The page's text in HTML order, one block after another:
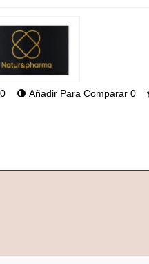
0 Añadir Para Comparar 0